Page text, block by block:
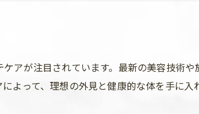
アが注目されています。最新の美容技術
よって、理想の外見と健康的な体を手に